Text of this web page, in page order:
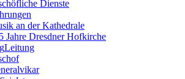
Dienste
an der Kathedrale
Jahre Dresdner Hofkirche
Leitung